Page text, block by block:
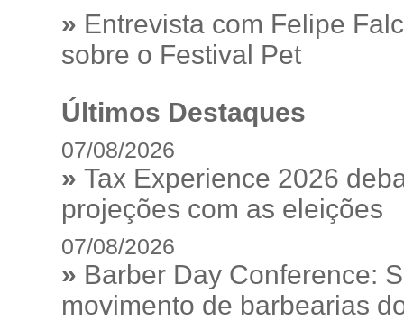
» Entrevista com Felipe
sobre o Festival Pet
Últimos Destaques
07/08/2026
» Tax Experience 2026
projeções com as eleições
07/08/2026
» Barber Day Conference:
movimento de barbearias